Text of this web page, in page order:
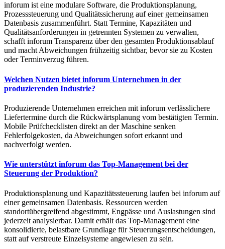
inforum ist eine modulare Software, die Produktionsplanung,
Prozesssteuerung und Qualitätssicherung auf einer gemeinsamen
Datenbasis zusammenführt. Statt Termine, Kapazitäten und
Qualitätsanforderungen in getrennten Systemen zu verwalten,
schafft inforum Transparenz über den gesamten Produktionsablauf
und macht Abweichungen frühzeitig sichtbar, bevor sie zu Kosten
oder Terminverzug führen.
Welchen Nutzen bietet inforum Unternehmen in der
produzierenden Industrie?
Produzierende Unternehmen erreichen mit inforum verlässlichere
Liefertermine durch die Rückwärtsplanung vom bestätigten Termin.
Mobile Prüfchecklisten direkt an der Maschine senken
Fehlerfolgekosten, da Abweichungen sofort erkannt und
nachverfolgt werden.
Wie unterstützt inforum das Top-Management bei der
Steuerung der Produktion?
Produktionsplanung und Kapazitätssteuerung laufen bei inforum auf
einer gemeinsamen Datenbasis. Ressourcen werden
standortübergreifend abgestimmt, Engpässe und Auslastungen sind
jederzeit analysierbar. Damit erhält das Top-Management eine
konsolidierte, belastbare Grundlage für Steuerungsentscheidungen,
statt auf verstreute Einzelsysteme angewiesen zu sein.